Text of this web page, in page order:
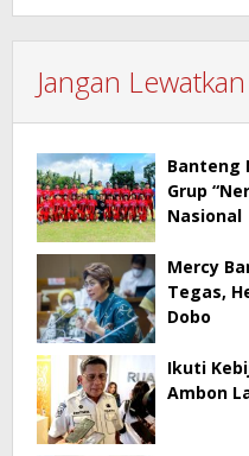
Jangan Lewatkan
Banteng
Grup
Nasional
Mercy
Tegas,
Dobo
Ikuti
Ambon